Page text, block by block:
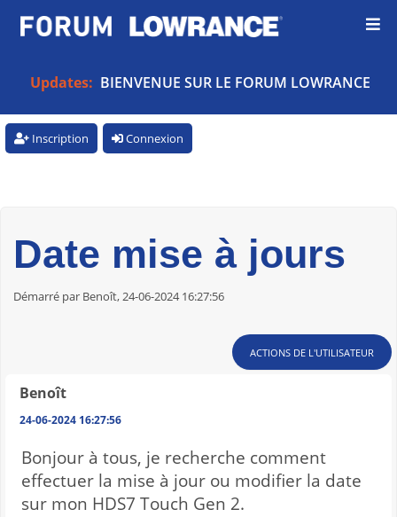
Updates: BIENVENUE SUR LE FORUM LOWRANCE
Inscription Connexion
Date mise à jours
Démarré par Benoît, 24-06-2024 16:27:56
ACTIONS DE L'UTILISATEUR
Benoît
24-06-2024 16:27:56
Bonjour à tous, je recherche comment
effectuer la mise à jour ou modifier la date
sur mon HDS7 Touch Gen 2.